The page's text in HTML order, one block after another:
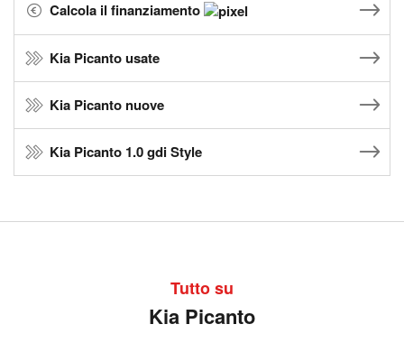
Calcola il finanziamento
Kia Picanto usate
Kia Picanto nuove
Kia Picanto 1.0 gdi Style
Tutto su
Kia Picanto